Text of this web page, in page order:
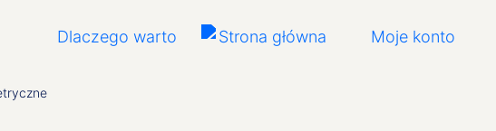
Dlaczego warto Moje konto